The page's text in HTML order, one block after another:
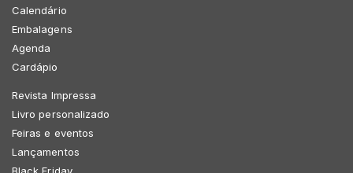
Calendário
Embalagens
Agenda
Cardápio
Revista Impressa
Livro personalizado
Feiras e eventos
Lançamentos
Black Friday